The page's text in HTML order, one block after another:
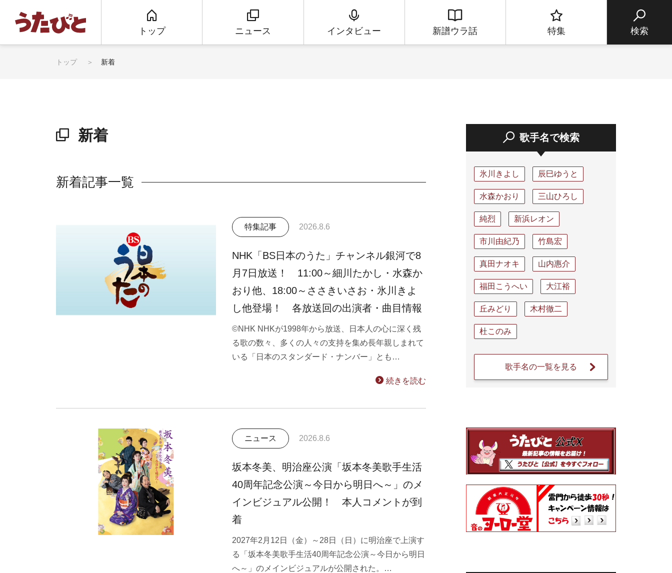
トップ ニュース インタビュー 新譜ウラ話 特集 検索
トップ 新着
新着
新着記事一覧
特集記事 2026.8.6
NHK「BS日本のうた」チャンネル銀河で8
月7日放送！ 11:00～細川たかし・水森か
おり他、18:00～ささきいさお・氷川きよ
し他登場！ 各放送回の出演者・曲目情報
©NHK NHKが1998年から放送、日本人の心に深く残
る歌の数々、多くの人々の支持を集め長年親しまれて
いる「日本のスタンダード・ナンバー」とも…
続きを読む
ニュース 2026.8.6
坂本冬美、明治座公演「坂本冬美歌手生活
40周年記念公演～今日から明日へ～」のメ
インビジュアル公開！ 本人コメントが到
着
2027年2月12日（金）～28日（日）に明治座で上演す
る「坂本冬美歌手生活40周年記念公演～今日から明日
へ～」のメインビジュアルが公開された。…
歌手名で検索
氷川きよし 辰巳ゆうと
水森かおり 三山ひろし
純烈 新浜レオン
市川由紀乃 竹島宏
真田ナオキ 山内惠介
福田こうへい 大江裕
丘みどり 木村徹二
杜このみ
歌手名の一覧を見る